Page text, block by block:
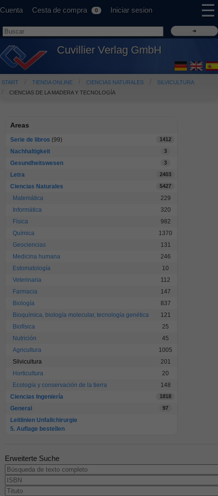
Cuenta Cesta de compra 0 Iniciar sesion ☰
Cuvillier Verlag GmbH
START TIENDA ONLINE CIENCIAS NATURALES
SILVICULTURA
CIENCIAS DE LA MADERA Y TECNOLOGÍA
Areas
Serie de libros (99) 1412
Nachhaltigkeit 3
Gesundheitswesen 3
Letra 2403
Ciencias Naturales 5427
Matemática
229
Informática
320
Física
982
Química
1370
Geociencias
131
Medicina humana
246
Estomatología
10
Veterinaria
112
Farmacia
147
Biología
837
Bioquímica, biología molecular, tecnología genética
121
Biofísica
25
Nutrición
45
Agricultura
1005
Silvicultura
201
Horticultura
20
Ecología y conservación de la tierra
148
Ciencias Ingeniería
1818
General 97
Leitlinien Unfallchirurgie
5. Auflage bestellen
Erweiterte Suche